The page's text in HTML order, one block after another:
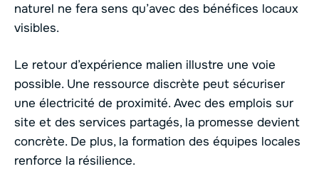
naturel ne fera sens qu’avec des bénéfices locaux
visibles.
Le retour d’expérience malien illustre une voie
possible. Une ressource discrète peut sécuriser
une électricité de proximité. Avec des emplois sur
site et des services partagés, la promesse devient
concrète. De plus, la formation des équipes locales
renforce la résilience.